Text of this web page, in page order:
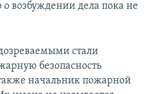
возбуждении дела пока не
стали
безопасность
начальник пожарной